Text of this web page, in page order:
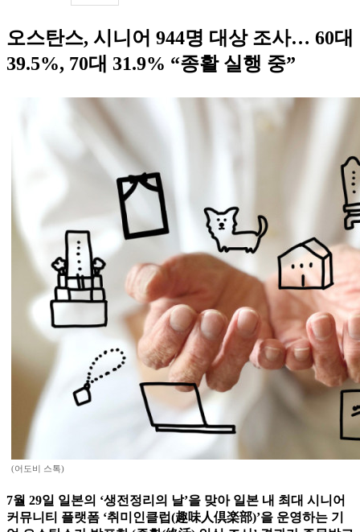
오스탄스, 시니어 944명 대상 조사… 60대
39.5%, 70대 31.9% “종활 실행 중”
(어도비 스톡)
7월 29일 일본의 ‘생전정리의 날’을 맞아 일본 내 최대 시니어
커뮤니티 플랫폼 ‘취미인클럽(趣味人倶楽部)’을 운영하는 기